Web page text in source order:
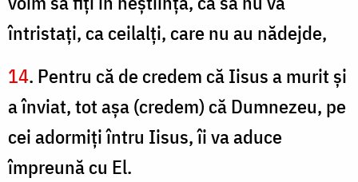
întristaţi, ca ceilalţi, care nu au nădejde,
14. Pentru că de credem că Iisus a murit şi
a înviat, tot aşa (credem) că Dumnezeu, pe
cei adormiţi întru Iisus, îi va aduce
împreună cu El.